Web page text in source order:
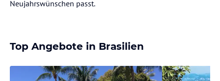
Neujahrswünschen passt.
Top Angebote in Brasilien